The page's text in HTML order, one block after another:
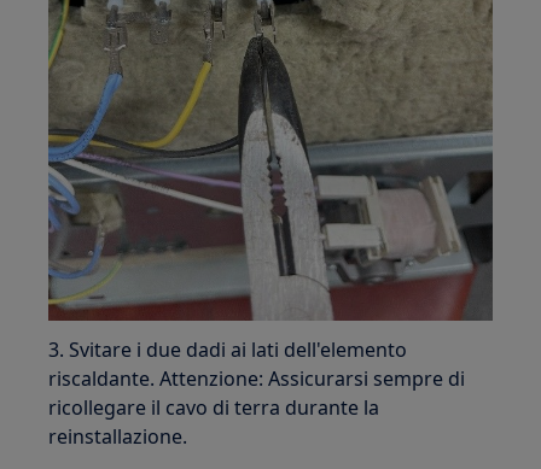
3. Svitare i due dadi ai lati dell'elemento
riscaldante. Attenzione: Assicurarsi sempre di
ricollegare il cavo di terra durante la
reinstallazione.